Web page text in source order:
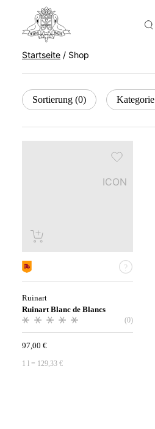
Startseite / Shop
Sortierung 0 Kategorie
ICON
Ruinart
Ruinart Blanc de Blancs
(0)
97,00 €
1 l = 129,33 €